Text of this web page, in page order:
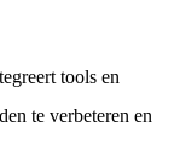
tools en
te verbeteren en